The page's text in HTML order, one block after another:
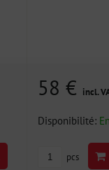
58 € incl.
Disponibilité:
pcs